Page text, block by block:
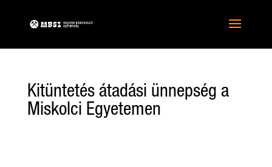
Kitüntetés átadási ünnepség a
Miskolci Egyetemen